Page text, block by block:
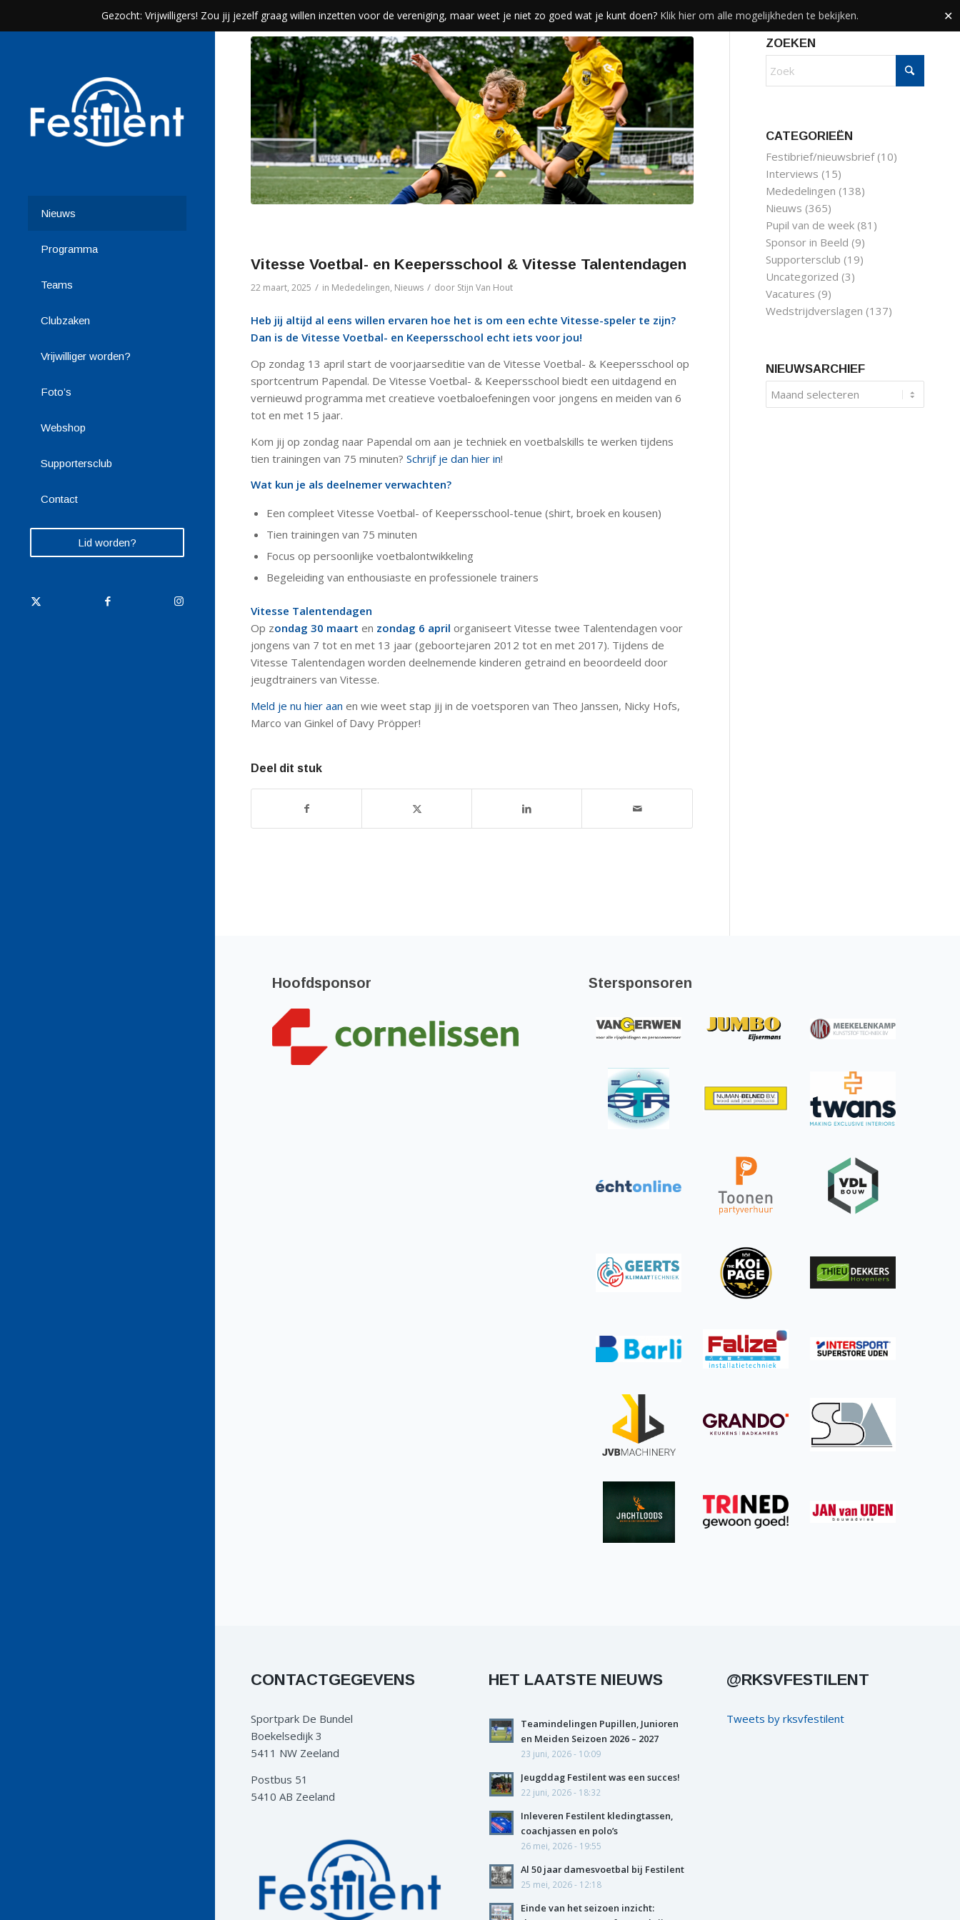
Gezocht: Vrijwilligers! Zou jij jezelf graag willen inzetten voor de vereniging, maar weet je niet zo goed wat je kunt doen? Klik hier om alle mogelijkheden te bekijken. ✕
Nieuws
Programma
Teams
Clubzaken
Vrijwilliger worden?
Foto’s
Webshop
Supportersclub
Contact
Lid worden?
Vitesse Voetbal- en Keepersschool & Vitesse Talentendagen
22 maart, 2025 / in Mededelingen, Nieuws / door Stijn Van Hout
Heb jij altijd al eens willen ervaren hoe het is om een echte Vitesse-speler te zijn?
Dan is de Vitesse Voetbal- en Keepersschool echt iets voor jou!
Op zondag 13 april start de voorjaarseditie van de Vitesse Voetbal- & Keepersschool op
sportcentrum Papendal. De Vitesse Voetbal- & Keepersschool biedt een uitdagend en
vernieuwd programma met creatieve voetbal­oefeningen voor jongens en meiden van 6
tot en met 15 jaar.
Kom jij op zondag naar Papendal om aan je techniek en voetbalskills te werken tijdens
tien trainingen van 75 minuten? Schrijf je dan hier in!
Wat kun je als deelnemer verwachten?
Een compleet Vitesse Voetbal- of Keepersschool-tenue (shirt, broek en kousen)
Tien trainingen van 75 minuten
Focus op persoonlijke voetbalontwikkeling
Begeleiding van enthousiaste en professionele trainers
Vitesse Talentendagen
Op zondag 30 maart en zondag 6 april organiseert Vitesse twee Talentendagen voor
jongens van 7 tot en met 13 jaar (geboortejaren 2012 tot en met 2017). Tijdens de
Vitesse Talentendagen worden deelnemende kinderen getraind en beoordeeld door
jeugdtrainers van Vitesse.
Meld je nu hier aan en wie weet stap jij in de voetsporen van Theo Janssen, Nicky Hofs,
Marco van Ginkel of Davy Pröpper!
Deel dit stuk
ZOEKEN
CATEGORIEËN
Festibrief/nieuwsbrief(10)
Interviews (15)
Mededelingen (138)
Nieuws (365)
Pupil van de week(81)
Sponsor in Beeld (9)
Supportersclub (19)
Uncategorized (3)
Vacatures (9)
Wedstrijdverslagen (137)
NIEUWSARCHIEF
Hoofdsponsor Stersponsoren
CONTACTGEGEVENS
Sportpark De Bundel
Boekelsedijk 3
5411 NW Zeeland
Postbus 51
5410 AB Zeeland
HET LAATSTE NIEUWS
Teamindelingen Pupillen, Junioren
en Meiden Seizoen 2026 – 2027
23 juni, 2026 - 10:09
Jeugddag Festilent was een succes!
22 juni, 2026 - 18:32
Inleveren Festilent kledingtassen,
coachjassen en polo’s
26 mei, 2026 - 19:55
Al 50 jaar damesvoetbal bij Festilent
25 mei, 2026 - 12:18
Einde van het seizoen inzicht:
@RKSVFESTILENT
Tweets by rksvfestilent